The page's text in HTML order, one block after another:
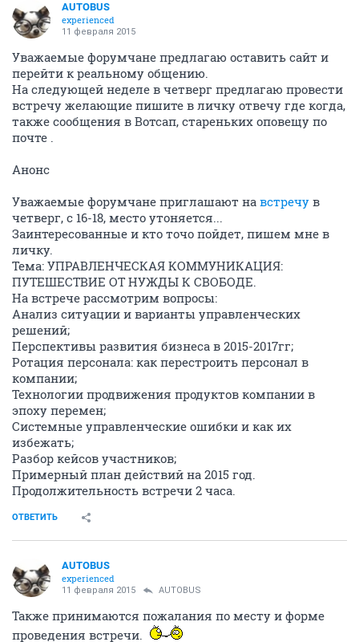
AUTOBUS
experienced
11 февраля 2015
Уважаемые форумчане предлагаю оставить сайт и
перейти к реальному общению.
На следующей неделе в четверг предлагаю провести
встречу желающие пишите в личку отвечу где когда,
также сообщения в Вотсап, стареньких оповещу по
почте .
Анонс
Уважаемые форумчане приглашают на встречу в
четверг, с 16-18, место утоняется...
Заинтересованные и кто точо пойдет, пишем мне в
личку.
Тема: УПРАВЛЕНЧЕСКАЯ КОММУНИКАЦИЯ:
ПУТЕШЕСТВИЕ ОТ НУЖДЫ К СВОБОДЕ.
На встрече рассмотрим вопросы:
Анализ ситуации и варианты управленческих
решений;
Перспективы развития бизнеса в 2015-2017гг;
Ротация персонала: как перестроить персонал в
компании;
Технологии продвижения продуктов компании в
эпоху перемен;
Системные управленческие ошибки и как их
избежать;
Разбор кейсов участников;
Примерный план действий на 2015 год.
Продолжительность встречи 2 часа.
ОТВЕТИТЬ
AUTOBUS
experienced
11 февраля 2015 AUTOBUS
Также принимаются пожалания по месту и форме
проведения встречи.